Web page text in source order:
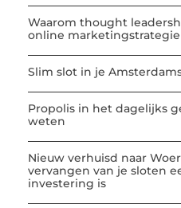
Waarom thought
online
Slim slot in je
Propolis in het dagelijks
weten
Nieuw verhuisd naar
vervangen van je sloten
investering is